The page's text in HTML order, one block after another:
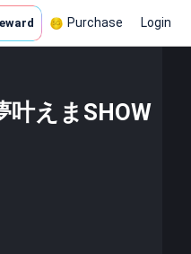
Purchase Login
叶えまSHOW